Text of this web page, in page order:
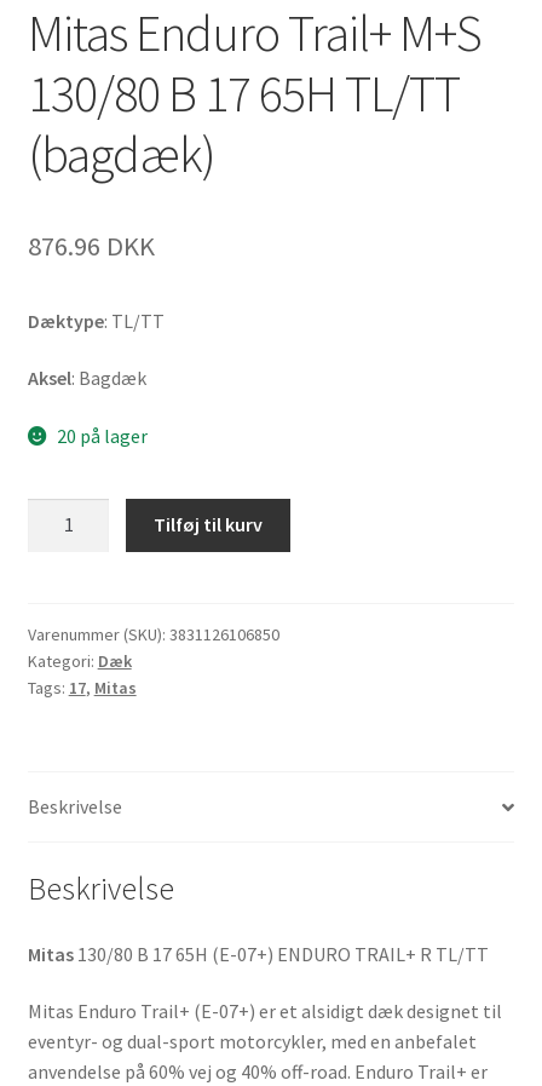
Mitas Enduro Trail+ M+S
130/80 B 17 65H TL/TT
(bagdæk)
876.96 DKK
Dæktype: TL/TT
Aksel: Bagdæk
20 på lager
130/80
B
17
antal
Tilføj til kurv
Varenummer (SKU): 3831126106850
Kategori: Dæk
Tags: 17, Mitas
Beskrivelse
Beskrivelse
Mitas 130/80 B 17 65H (E-07+) ENDURO TRAIL+ R TL/TT
Mitas Enduro Trail+ (E-07+) er et alsidigt dæk designet til
eventyr- og dual-sport motorcykler, med en anbefalet
anvendelse på 60% vej og 40% off-road. Enduro Trail+ er